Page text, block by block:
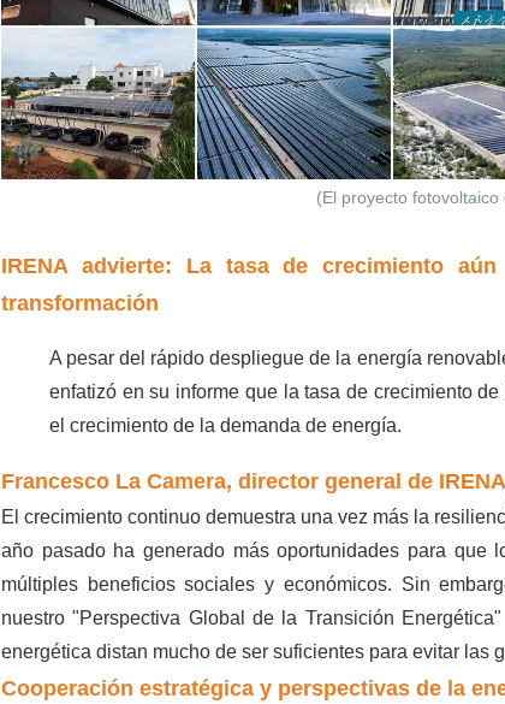
(El proyecto
IRENA advierte: La tasa de crecimiento
transformación
A pesar del rápido despliegue de la energía
enfatizó en su informe que la tasa de crecimiento
el crecimiento de la demanda de energía.
Francesco La Camera, director general de
El crecimiento continuo demuestra una vez más la
año pasado ha generado más oportunidades para que
múltiples beneficios sociales y económicos. Sin
nuestro "Perspectiva Global de la Transición
energética distan mucho de ser suficientes para evitar las
Cooperación estratégica y perspectivas de la